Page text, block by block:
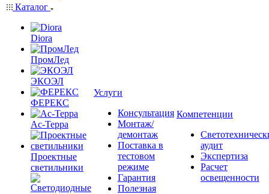
Каталог
Diora
ПромЛед
ЭКОЭЛ
ФЕРЕКС
Ас-Терра
Проектные
светильники
Услуги
Консультация
Монтаж/
демонтаж
Поставка в
тестовом
режиме
Гарантия
Полезная
Компетенции
аудит
Экспертиза
Расчет
освещенности